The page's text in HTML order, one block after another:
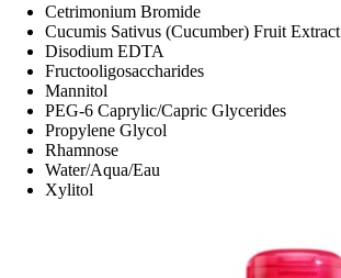
Cetrimonium Bromide
Cucumis Sativus (Cucumber) Fruit Extract
Disodium EDTA
Fructooligosaccharides
Mannitol
PEG-6 Caprylic/Capric Glycerides
Propylene Glycol
Rhamnose
Water/Aqua/Eau
Xylitol